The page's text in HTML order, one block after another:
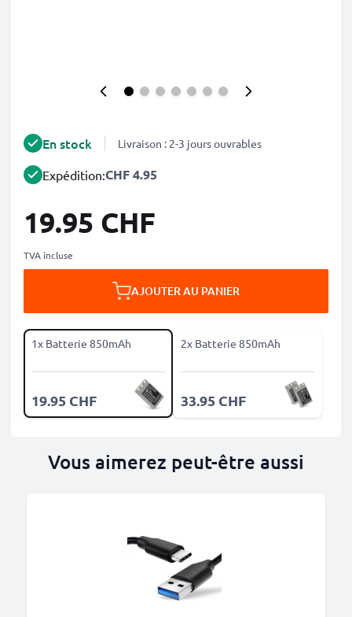
En stock Livraison : 2-3 jours ouvrables
Expédition:CHF 4.95
19.95 CHF
TVA incluse
AJOUTER AU PANIER
1x Batterie 850mAh
19.95 CHF
2x Batterie 850mAh
33.95 CHF
Vous aimerez peut-être aussi